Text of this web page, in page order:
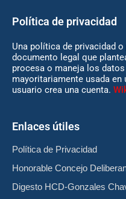
Política de privacidad
Una política de privacidad
documento legal que
procesa o maneja los
mayoritariamente usada en
usuario crea una cuenta.
Enlaces útiles
Política de Privacidad
Honorable Concejo
Digesto HCD-Gonzales